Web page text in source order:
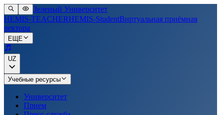
Зеленый Университет
HEMIS-TEACHERHEMIS-StudentВиртуальная приёмная
ректора
ЕЩЕ
UZ
Учебные ресурсы
Университет
Прием